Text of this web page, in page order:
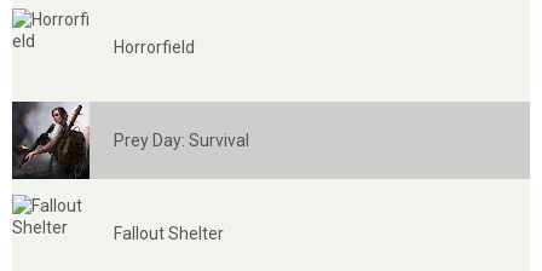
Horrorfield
Prey Day: Survival
Fallout Shelter